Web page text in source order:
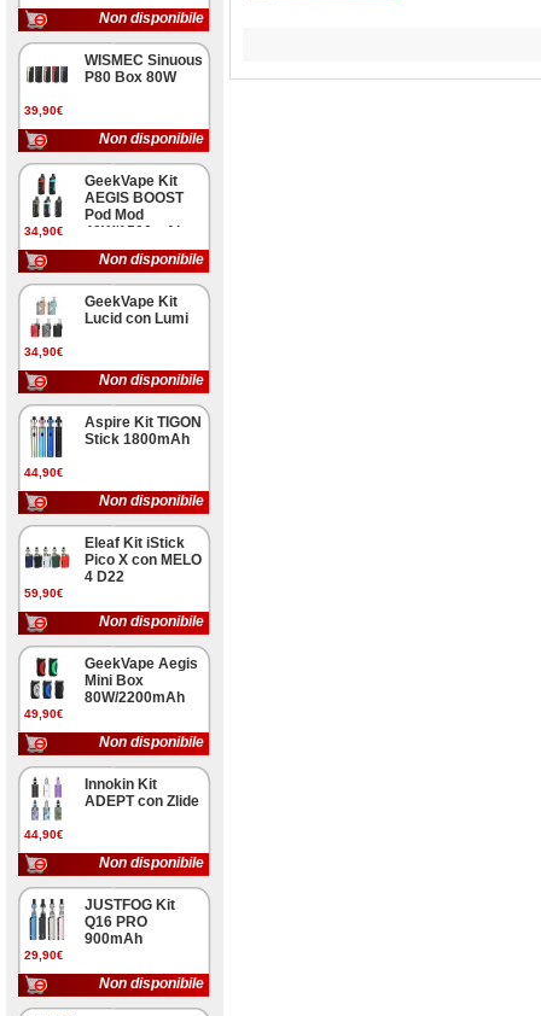
Non disponibile
39,90€
WISMEC Sinuous
P80 Box 80W
Non disponibile
34,90€
GeekVape Kit
AEGIS BOOST
Pod Mod
40W/1500mAh
Non disponibile
34,90€
GeekVape Kit
Lucid con Lumi
Non disponibile
44,90€
Aspire Kit TIGON
Stick 1800mAh
Non disponibile
59,90€
Eleaf Kit iStick
Pico X con MELO
4 D22
Non disponibile
49,90€
GeekVape Aegis
Mini Box
80W/2200mAh
Non disponibile
44,90€
Innokin Kit
ADEPT con Zlide
Non disponibile
29,90€
JUSTFOG Kit
Q16 PRO
900mAh
Non disponibile